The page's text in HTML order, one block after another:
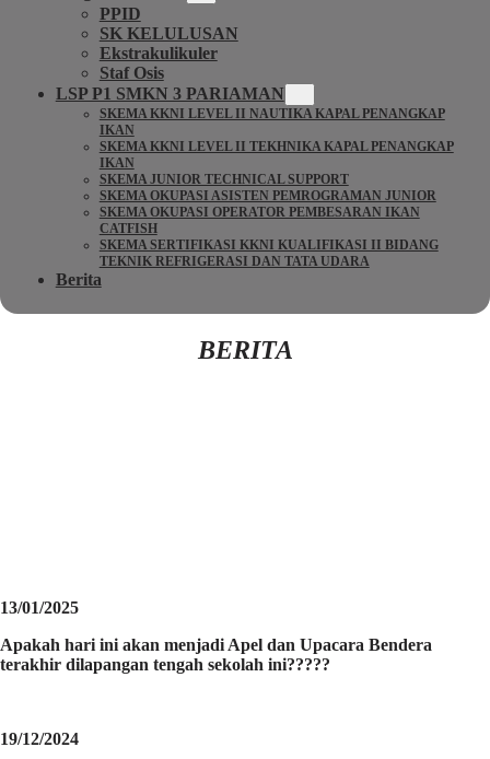
PPID
SK KELULUSAN
Ekstrakulikuler
Staf Osis
LSP P1 SMKN 3 PARIAMAN
SKEMA KKNI LEVEL II NAUTIKA KAPAL PENANGKAP
IKAN
SKEMA KKNI LEVEL II TEKHNIKA KAPAL PENANGKAP
IKAN
SKEMA JUNIOR TECHNICAL SUPPORT
SKEMA OKUPASI ASISTEN PEMROGRAMAN JUNIOR
SKEMA OKUPASI OPERATOR PEMBESARAN IKAN
CATFISH
SKEMA SERTIFIKASI KKNI KUALIFIKASI II BIDANG
TEKNIK REFRIGERASI DAN TATA UDARA
Berita
BERITA
13/01/2025
Apakah hari ini akan menjadi Apel dan Upacara Bendera
terakhir dilapangan tengah sekolah ini?????
19/12/2024